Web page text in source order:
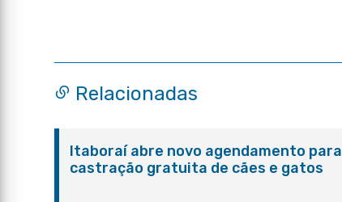
Relacionadas
Itaboraí abre novo agendamento para
castração gratuita de cães e gatos